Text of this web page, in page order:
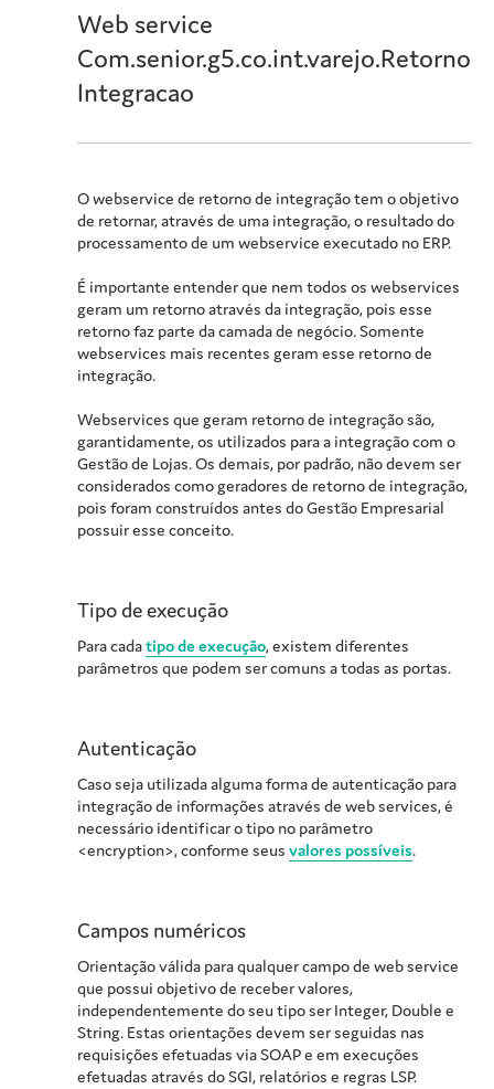
Web service
Com.senior.g5.co.int.varejo.Retorno
Integracao
O webservice de retorno de integração tem o objetivo
de retornar, através de uma integração, o resultado do
processamento de um webservice executado no ERP.
É importante entender que nem todos os webservices
geram um retorno através da integração, pois esse
retorno faz parte da camada de negócio. Somente
webservices mais recentes geram esse retorno de
integração.
Webservices que geram retorno de integração são,
garantidamente, os utilizados para a integração com o
Gestão de Lojas. Os demais, por padrão, não devem ser
considerados como geradores de retorno de integração,
pois foram construídos antes do Gestão Empresarial
possuir esse conceito.
Tipo de execução
Para cadatipo de execução, existem diferentes
parâmetros que podem ser comuns a todas as portas.
Autenticação
Caso seja utilizada alguma forma de autenticação para
integração de informações através de web services, é
necessário identificar o tipo no parâmetro
<encryption>, conforme seus valores possíveis.
Campos numéricos
Orientação válida para qualquer campo de web service
que possui objetivo de receber valores,
independentemente do seu tipo ser Integer, Double e
String. Estas orientações devem ser seguidas nas
requisições efetuadas via SOAP e em execuções
efetuadas através do SGI, relatórios e regras LSP.